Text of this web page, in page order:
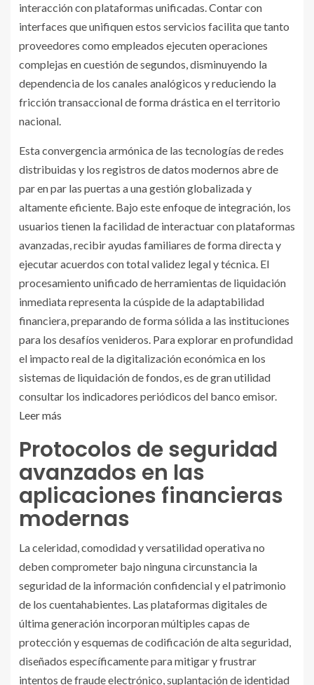
interacción con plataformas unificadas. Contar con
interfaces que unifiquen estos servicios facilita que tanto
proveedores como empleados ejecuten operaciones
complejas en cuestión de segundos, disminuyendo la
dependencia de los canales analógicos y reduciendo la
fricción transaccional de forma drástica en el territorio
nacional.
Esta convergencia armónica de las tecnologías de redes
distribuidas y los registros de datos modernos abre de
par en par las puertas a una gestión globalizada y
altamente eficiente. Bajo este enfoque de integración, los
usuarios tienen la facilidad de interactuar con plataformas
avanzadas, recibir ayudas familiares de forma directa y
ejecutar acuerdos con total validez legal y técnica. El
procesamiento unificado de herramientas de liquidación
inmediata representa la cúspide de la adaptabilidad
financiera, preparando de forma sólida a las instituciones
para los desafíos venideros. Para explorar en profundidad
el impacto real de la digitalización económica en los
sistemas de liquidación de fondos, es de gran utilidad
consultar los indicadores periódicos del banco emisor.
Leer más
Protocolos de seguridad
avanzados en las
aplicaciones financieras
modernas
La celeridad, comodidad y versatilidad operativa no
deben comprometer bajo ninguna circunstancia la
seguridad de la información confidencial y el patrimonio
de los cuentahabientes. Las plataformas digitales de
última generación incorporan múltiples capas de
protección y esquemas de codificación de alta seguridad,
diseñados específicamente para mitigar y frustrar
intentos de fraude electrónico, suplantación de identidad